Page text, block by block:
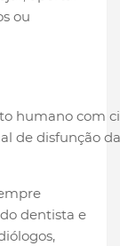
ou
de disfunção
dentista e